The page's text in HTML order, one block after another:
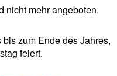
nicht mehr angeboten.
zum Ende des Jahres,
feiert.